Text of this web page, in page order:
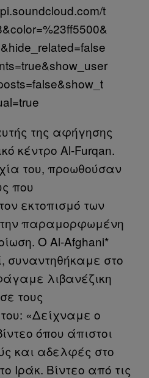
t
της αφήγησης
κέντρο Al-Furqan.
του, προωθούσαν
που
εκτοπισμό των
παραμορφωμένη
Ο Al-Afghani*
συναντηθήκαμε στο
λιβανέζικη
τους
«Δείχναμε ο
όπου άπιστοι
και αδελφές στο
Ιράκ. Βίντεο από τις